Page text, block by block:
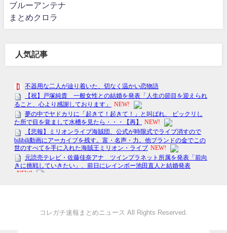
ブルーアンテナ
まとめクロラ
人気記事
コレガチ速報まとめニュース All Rights Reserved.